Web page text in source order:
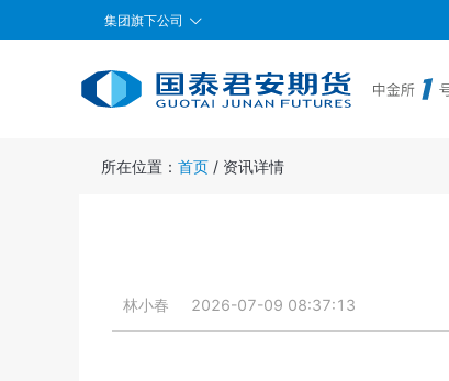
集团旗下公司
所在位置： 首页 / 资讯详情
林小春 2026-07-09 08:37:13